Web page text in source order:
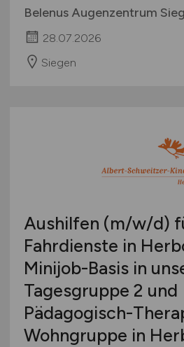
Belenus Augenzentrum
28.07.2026
Siegen
Aushilfen (m/w/d)
Fahrdienste in
Minijob-Basis in
Tagesgruppe 2 und
Pädagogisch-
Wohngruppe in